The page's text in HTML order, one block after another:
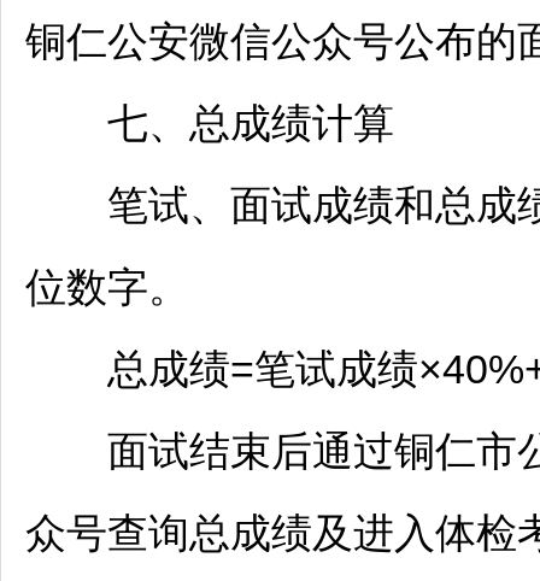
铜仁公安微信公众号公布的
七、总成绩计算
笔试、面试成绩和总成绩
位数字。
总成绩=笔试成绩
面试结束后通过铜仁市
众号查询总成绩及进入体检